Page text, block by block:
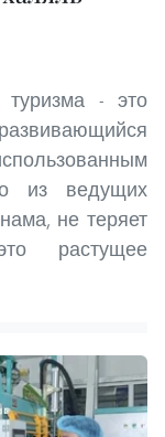
туризма - это
из ведущих
не теряет
растущее